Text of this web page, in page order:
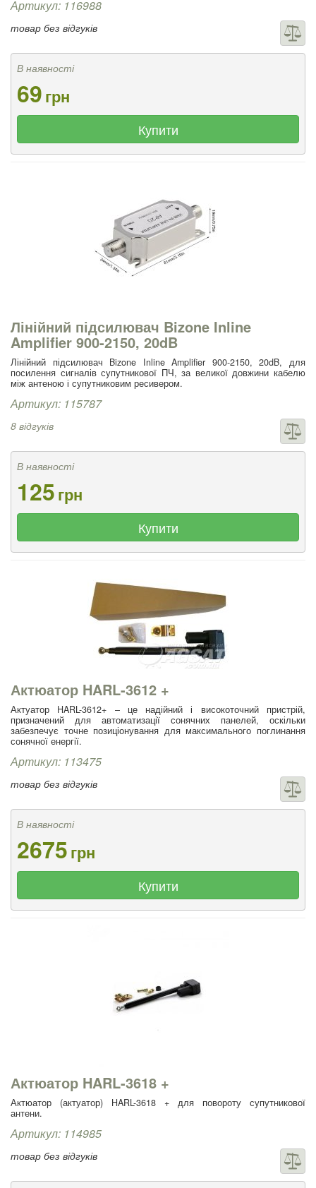
Артикул: 116988
товар без відгуків
В наявності
69грн
Купити
Лінійний підсилювач Bizone Inline
Amplifier 900-2150, 20dB
Лінійний підсилювач Bizone Inline Amplifier 900-2150, 20dB, для
посилення сигналів супутникової ПЧ, за великої довжини кабелю
між антеною і супутниковим ресивером.
Артикул: 115787
8 відгуків
В наявності
125грн
Купити
Актюатор HARL-3612 +
Актуатор HARL-3612+ – це надійний і високоточний пристрій,
призначений для автоматизації сонячних панелей, оскільки
забезпечує точне позиціонування для максимального поглинання
сонячної енергії.
Артикул: 113475
товар без відгуків
В наявності
2675грн
Купити
Актюатор HARL-3618 +
Актюатор (актуатор) HARL-3618 + для повороту супутникової
антени.
Артикул: 114985
товар без відгуків